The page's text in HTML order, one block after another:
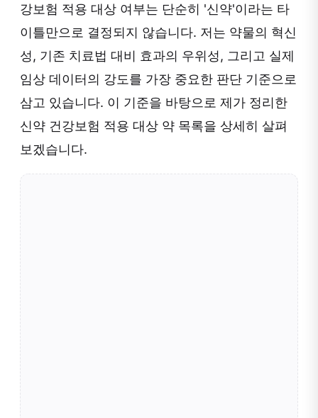
강보험 적용 대상 여부는 단순히 '신약'이라는 타
이틀만으로 결정되지 않습니다. 저는 약물의 혁신
성, 기존 치료법 대비 효과의 우위성, 그리고 실제
임상 데이터의 강도를 가장 중요한 판단 기준으로
삼고 있습니다. 이 기준을 바탕으로 제가 정리한
신약 건강보험 적용 대상 약 목록을 상세히 살펴
보겠습니다.